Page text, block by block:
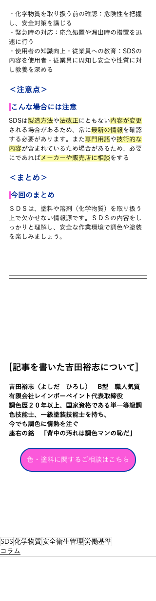
・化学物質を取り扱う前の確認：危険性を把握
し、安全対策を講じる
・緊急時の対応：応急処置や漏出時の措置を迅
速に行う
・使用者の知識向上・従業員への教育：SDSの
内容を使用者・従業員に周知し安全や性質に対
し教養を深める
＜注意点＞
こんな場合には注意
SDSは製造方法や法改正にともない内容が変更
される場合があるため、常に最新の情報 を確認
する必要があります。また専門用語や技術的な
内容が含まれているため場合があるため、必要
にであればメーカーや販売店に相談をする
＜まとめ＞
今回の まとめ
ＳＤＳは、塗料や溶剤（化学物質）を取り扱う
上で欠かせない情報源です。ＳＤＳの内容をし
っかりと理解し、安全な作業環境で調色や塗装
を楽しみましょう。
[記事を書いた吉田裕志について]
吉田裕志（よしだ　ひろし）　B型　職人気質
有限会社レインボーペイント代表取締役
調色歴２０年以上、国家資格である単一等級調
色技能士、一級塗装技能士を持ち、
今でも調色に情熱を注ぐ
座右の銘　「背中の汚れは調色マンの恥だ」
色・塗料に関するご相談はこちら
SDS化学物質安全衛生管理労働基準
コラム